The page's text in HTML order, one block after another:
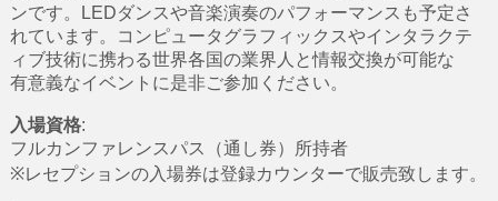
ンです。LEDダンスや音楽演奏のパフォーマンスも予定さ
れています。コンピュータグラフィックスやインタラクテ
ィブ技術に携わる世界各国の業界人と情報交換が可能な
有意義なイベントに是非ご参加ください。
入場資格:
フルカンファレンスパス（通し券）所持者
※レセプションの入場券は登録カウンターで販売致します。